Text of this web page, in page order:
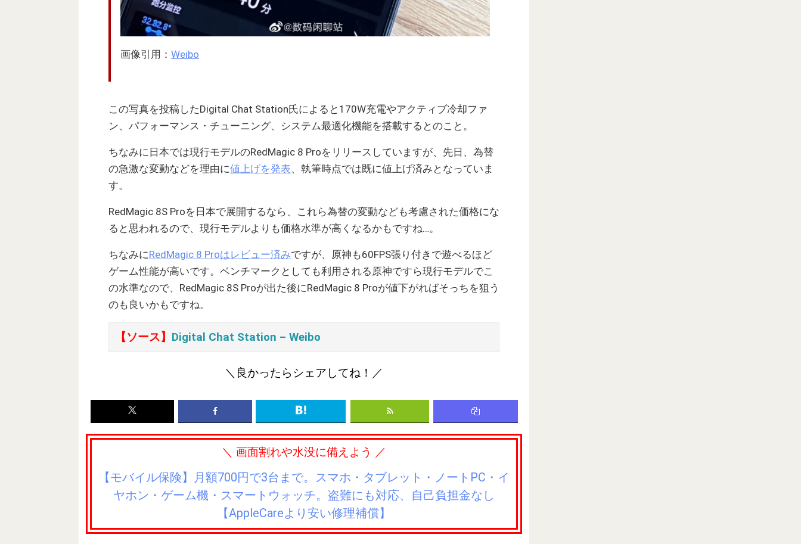
画像引用： Weibo
この写真を投稿したDigital Chat Station氏によると170W充電やアクティブ冷却ファ
ン、パフォーマンス・チューニング、システム最適化機能を搭載するとのこと。
ちなみに日本では現行モデルのRedMagic 8 Proをリリースしていますが、先日、為替
の急激な変動などを理由に値上げを発表、執筆時点では既に値上げ済みとなっていま
す。
RedMagic 8S Proを日本で展開するなら、これら為替の変動なども考慮された価格にな
ると思われるので、現行モデルよりも価格水準が高くなるかもですね…。
ちなみにRedMagic 8 Proはレビュー済みですが、原神も60FPS張り付きで遊べるほど
ゲーム性能が高いです。ベンチマークとしても利用される原神ですら現行モデルでこ
の水準なので、RedMagic 8S Proが出た後にRedMagic 8 Proが値下がればそっちを狙う
のも良いかもですね。
【ソース】 Digital Chat Station – Weibo
＼良かったらシェアしてね！／
＼ 画面割れや水没に備えよう ／
【モバイル保険】月額700円で3台まで。スマホ・タブレット・ノートPC・イ
ヤホン・ゲーム機・スマートウォッチ。盗難にも対応、自己負担金なし
【AppleCareより安い修理補償】